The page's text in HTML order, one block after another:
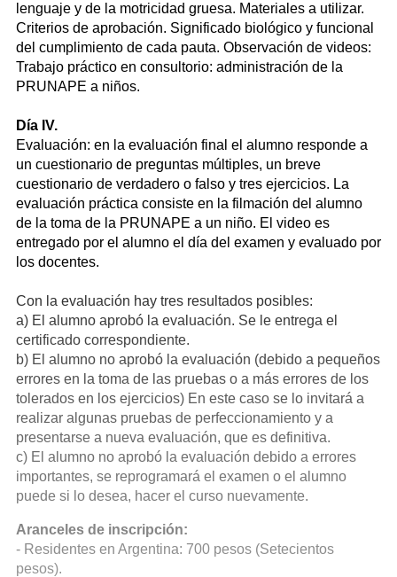
lenguaje y de la motricidad gruesa. Materiales a utilizar.
Criterios de aprobación. Significado biológico y funcional
del cumplimiento de cada pauta. Observación de videos:
Trabajo práctico en consultorio: administración de la
PRUNAPE a niños.
Día IV.
Evaluación: en la evaluación final el alumno responde a
un cuestionario de preguntas múltiples, un breve
cuestionario de verdadero o falso y tres ejercicios. La
evaluación práctica consiste en la filmación del alumno
de la toma de la PRUNAPE a un niño. El video es
entregado por el alumno el día del examen y evaluado por
los docentes.
Con la evaluación hay tres resultados posibles:
a) El alumno aprobó la evaluación. Se le entrega el
certificado correspondiente.
b) El alumno no aprobó la evaluación (debido a pequeños
errores en la toma de las pruebas o a más errores de los
tolerados en los ejercicios) En este caso se lo invitará a
realizar algunas pruebas de perfeccionamiento y a
presentarse a nueva evaluación, que es definitiva.
c) El alumno no aprobó la evaluación debido a errores
importantes, se reprogramará el examen o el alumno
puede si lo desea, hacer el curso nuevamente.
Aranceles de inscripción:
- Residentes en Argentina: 700 pesos (Setecientos
pesos).